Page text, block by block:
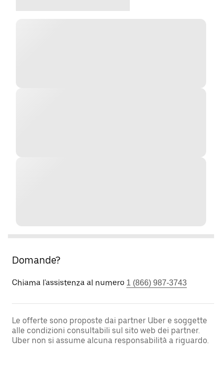
Domande?
Chiama l'assistenza al numero 1 (866) 987-3743
Le offerte sono proposte dai partner Uber e soggette
alle condizioni consultabili sul sito web dei partner.
Uber non si assume alcuna responsabilità a riguardo.